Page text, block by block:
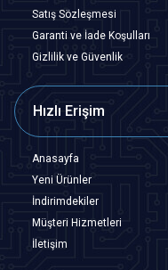
Satış Sözleşmesi
Garanti ve İade Koşulları
Gizlilik ve Güvenlik
Hızlı Erişim
Anasayfa
Yeni Ürünler
İndirimdekiler
Müşteri Hizmetleri
İletişim